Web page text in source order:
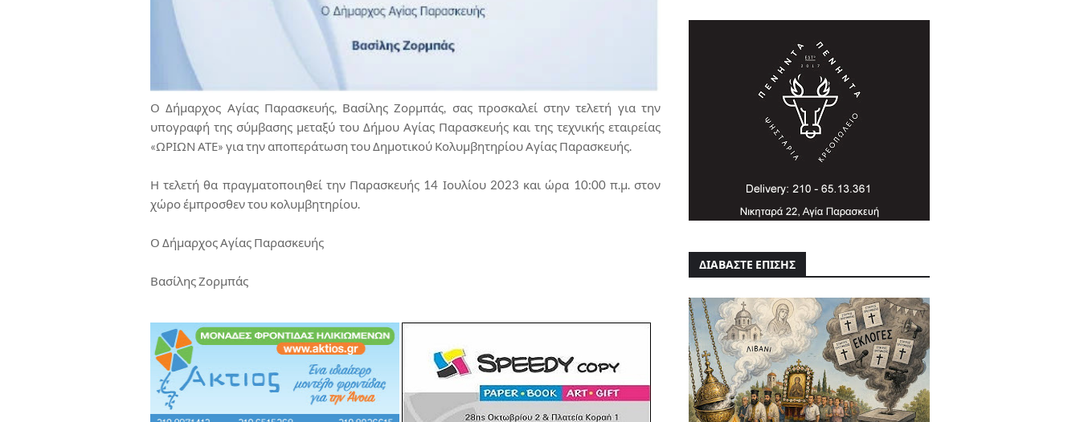
Ο Δήμαρχος Αγίας Παρασκευής, Βασίλης Ζορμπάς, σας προσκαλεί στην τελετή για την
υπογραφή της σύμβασης μεταξύ του Δήμου Αγίας Παρασκευής και της τεχνικής εταιρείας
«ΩΡΙΩΝ ΑΤΕ» για την αποπεράτωση του Δημοτικού Κολυμβητηρίου Αγίας Παρασκευής.
Η τελετή θα πραγματοποιηθεί την Παρασκευής 14 Ιουλίου 2023 και ώρα 10:00 π.μ. στον
χώρο έμπροσθεν του κολυμβητηρίου.
Ο Δήμαρχος Αγίας Παρασκευής
Βασίλης Ζορμπάς
ΔΙΑΒΑΣΤΕ ΕΠΙΣΗΣ